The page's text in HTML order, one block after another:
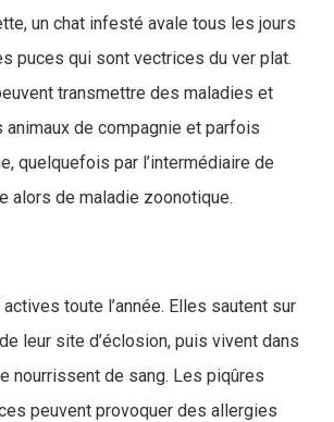
un chat infesté avale tous les jours
puces qui sont vectrices du ver plat.
transmettre des maladies et
de compagnie et parfois
quelquefois par l’intermédiaire de
alors de maladie zoonotique.
toute l’année. Elles sautent sur
leur site d’éclosion, puis vivent dans
nourrissent de sang. Les piqûres
peuvent provoquer des allergies